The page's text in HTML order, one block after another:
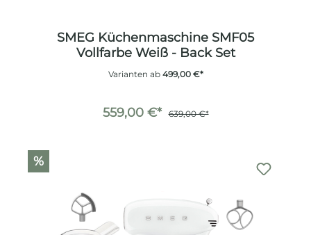
SMEG Küchenmaschine SMF05
Vollfarbe Weiß - Back Set
Varianten ab499,00 €*
559,00 €* 639,00 €*
%